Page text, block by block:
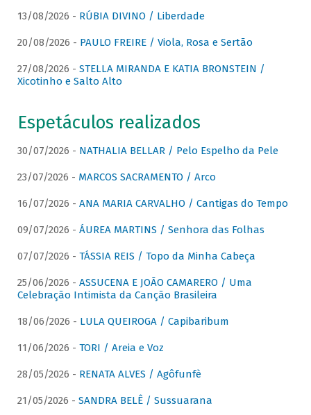
13/08/2026 - RÚBIA DIVINO / Liberdade
20/08/2026 - PAULO FREIRE / Viola, Rosa e Sertão
27/08/2026 - STELLA MIRANDA E KATIA BRONSTEIN /
Xicotinho e Salto Alto
Espetáculos realizados
30/07/2026 - NATHALIA BELLAR / Pelo Espelho da Pele
23/07/2026 - MARCOS SACRAMENTO / Arco
16/07/2026 - ANA MARIA CARVALHO / Cantigas do Tempo
09/07/2026 - ÁUREA MARTINS / Senhora das Folhas
07/07/2026 - TÁSSIA REIS / Topo da Minha Cabeça
25/06/2026 - ASSUCENA E JOÃO CAMARERO / Uma
Celebração Intimista da Canção Brasileira
18/06/2026 - LULA QUEIROGA / Capibaribum
11/06/2026 - TORI / Areia e Voz
28/05/2026 - RENATA ALVES / Agôfunfè
21/05/2026 - SANDRA BELÊ / Sussuarana